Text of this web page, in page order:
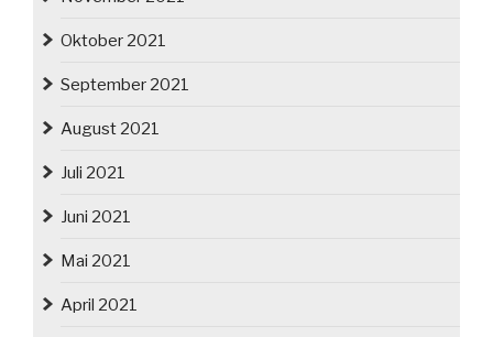
Oktober 2021
September 2021
August 2021
Juli 2021
Juni 2021
Mai 2021
April 2021